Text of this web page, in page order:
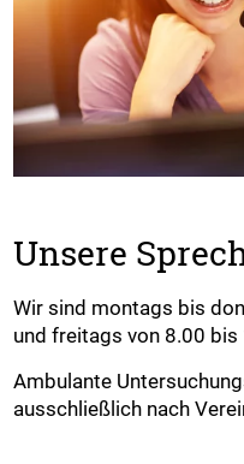
Unsere
Wir sind montags bis
und freitags von 8.00 bis
Ambulante
ausschließlich nach